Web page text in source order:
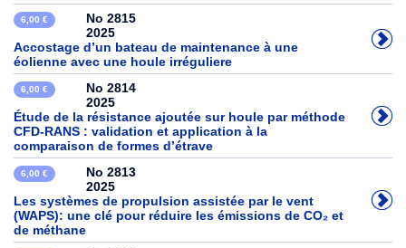
6,00 €
No 2815
2025
Accostage d’un bateau de maintenance à une
éolienne avec une houle irréguliere
6,00 €
No 2814
2025
Étude de la résistance ajoutée sur houle par méthode
CFD-RANS : validation et application à la
comparaison de formes d’étrave
6,00 €
No 2813
2025
Les systèmes de propulsion assistée par le vent
(WAPS): une clé pour réduire les émissions de CO₂ et
de méthane